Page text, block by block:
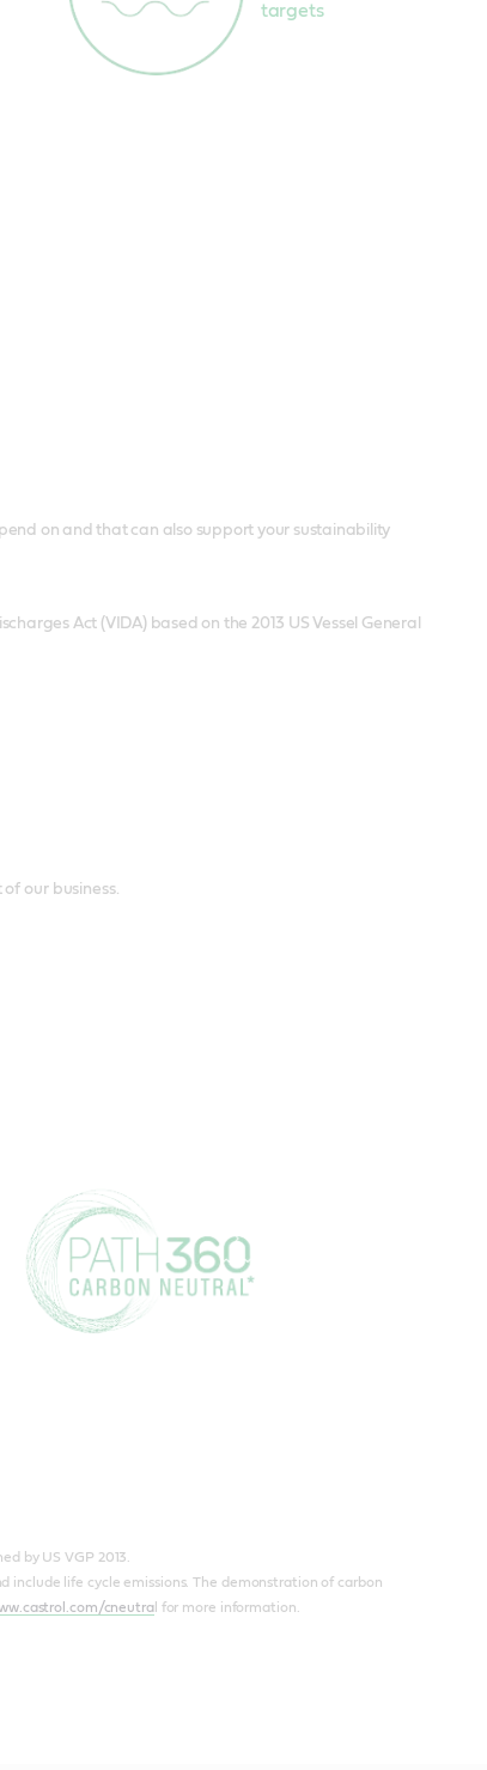
targets
on and that can also support your sustainability
Act (VIDA) based on the 2013 US Vessel General
our business.
by US VGP 2013.
include life cycle emissions. The demonstration of carbon
cneutral for more information.